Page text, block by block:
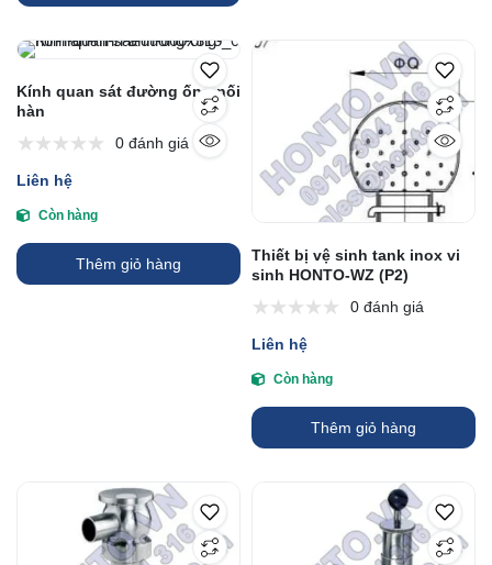
Kính quan sát đường ống nối
hàn
0 đánh giá
Liên hệ
Còn hàng
Thêm giỏ hàng
Thiết bị vệ sinh tank inox vi
sinh HONTO-WZ (P2)
0 đánh giá
Liên hệ
Còn hàng
Thêm giỏ hàng